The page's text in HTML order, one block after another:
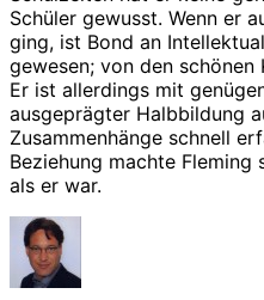
Schüler gewusst. Wenn er
ging, ist Bond an
gewesen; von den schönen
Er ist allerdings mit
ausgeprägter Halbbildung
Zusammenhänge schnell
Beziehung machte
als er war.